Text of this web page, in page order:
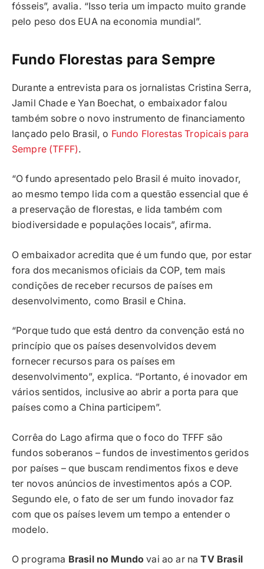
fósseis”, avalia. “Isso teria um impacto muito grande
pelo peso dos EUA na economia mundial”.
Fundo Florestas para Sempre
Durante a entrevista para os jornalistas Cristina Serra,
Jamil Chade e Yan Boechat, o embaixador falou
também sobre o novo instrumento de financiamento
lançado pelo Brasil, o Fundo Florestas Tropicais para
Sempre (TFFF).
“O fundo apresentado pelo Brasil é muito inovador,
ao mesmo tempo lida com a questão essencial que é
a preservação de florestas, e lida também com
biodiversidade e populações locais”, afirma.
O embaixador acredita que é um fundo que, por estar
fora dos mecanismos oficiais da COP, tem mais
condições de receber recursos de países em
desenvolvimento, como Brasil e China.
“Porque tudo que está dentro da convenção está no
princípio que os países desenvolvidos devem
fornecer recursos para os países em
desenvolvimento”, explica. “Portanto, é inovador em
vários sentidos, inclusive ao abrir a porta para que
países como a China participem”.
Corrêa do Lago afirma que o foco do TFFF são
fundos soberanos – fundos de investimentos geridos
por países – que buscam rendimentos fixos e deve
ter novos anúncios de investimentos após a COP.
Segundo ele, o fato de ser um fundo inovador faz
com que os países levem um tempo a entender o
modelo.
O programa Brasil no Mundo vai ao ar naTV Brasil